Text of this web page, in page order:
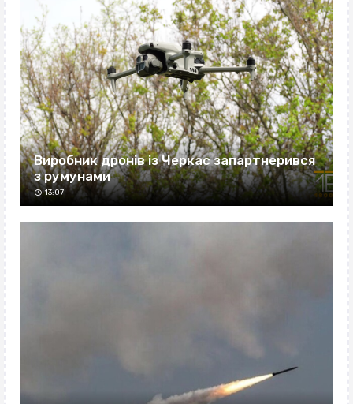
Виробник дронів із Черкас запартнерився
з румунами
13:07